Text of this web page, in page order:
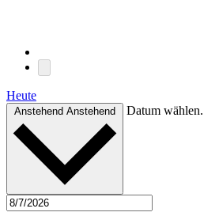
Heute
Anstehend Anstehend Datum wählen.